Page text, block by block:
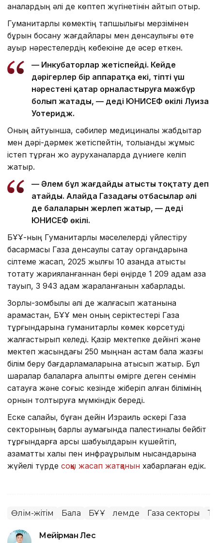
аналардың әлі де көптеп жүгінетінін айтып отыр.
Гуманитарлық көмектің тапшылығы мерзімінен
бұрын босану жағдайлары мен денсаулығы өте
ауыр нәрестелердің көбеюіне де әсер еткен.
— Инкубаторлар жетіспейді. Кейде
дәрігерлер бір аппаратқа екі, тіпті үш
нәрестені қатар орналастыруға мәжбүр
болып жатады, — деді ЮНИСЕФ өкілі Луиза
Уотеридж.
Оның айтуынша, сәбилер медициналық жабдықтар
мен дәрі-дәрмек жетіспейтін, толыққанды жұмыс
істеп тұрған жоқ ауруханаларда дүниеге келіп
жатыр.
— Әлем бұл жағдайды атысты тоқтату деп
атайды. Алайда Газадағы отбасылар әлі
де балаларын жерлеп жатыр, — деді
ЮНИСЕФ өкілі.
БҰҰ-ның Гуманитарлық мәселелерді үйлестіру
басқармасы Газа денсаулық сақтау органдарына
сілтеме жасап, 2025 жылғы 10 қазанда атысты
тоқтату жарияланғаннан бері өңірде 1 209 адам қаза
тауып, 3 943 адам жараланғанын хабарлады.
Зорлық-зомбылық әлі де жалғасып жатқанына
қарамастан, БҰҰ мен оның серіктестері Газа
тұрғындарына гуманитарлық көмек көрсетуді
жалғастырып келеді. Қазір мектепке дейінгі және
мектеп жасындағы 250 мыңнан астам бала жазғы
білім беру бағдарламаларына қатысып жатыр. Бұл
шаралар балаларға қалыпты өмірге деген сенімін
сақтауға және соғыс кезінде жіберіп алған білімінің
орнын толтыруға мүмкіндік береді.
Еске салайық, бұған дейін Израиль әскері Газа
секторының барлық аумағында палестиналық бейбіт
тұрғындарға қарсы шабуылдарын күшейтіп,
азаматтық халық пен инфрақұрылым нысандарына
жүйелі түрде соққы жасап жатқанын хабарлаған едік.
Өлім-жітім Бала БҰҰ Әлемде Газа секторы
Мейірман Лес